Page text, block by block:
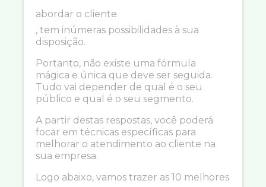
abordar o cliente
, tem inúmeras possibilidades à sua
disposição.
Portanto, não existe uma fórmula
mágica e única que deve ser seguida.
Tudo vai depender de qual é o seu
público e qual é o seu segmento.
A partir destas respostas, você poderá
focar em técnicas específicas para
melhorar o atendimento ao cliente na
sua empresa.
Logo abaixo, vamos trazer as 10 melhores